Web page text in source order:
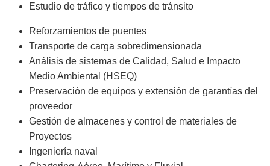
Estudio de tráfico y tiempos de tránsito
Reforzamientos de puentes
Transporte de carga sobredimensionada
Análisis de sistemas de Calidad, Salud e Impacto
Medio Ambiental (HSEQ)
Preservación de equipos y extensión de garantías del
proveedor
Gestión de almacenes y control de materiales de
Proyectos
Ingeniería naval